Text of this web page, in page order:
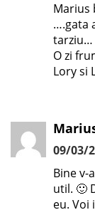
Marius
….gata
tarziu…
O zi
Lory si
09/03/
Bine v-
util. 🙂
eu. Voi